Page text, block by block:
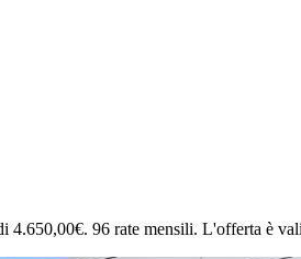
4.650,00€. 96 rate mensili. L'offerta è